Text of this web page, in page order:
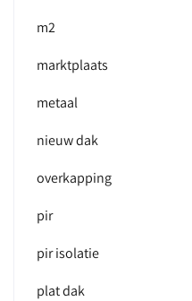
m2
marktplaats
metaal
nieuw dak
overkapping
pir
pir isolatie
plat dak